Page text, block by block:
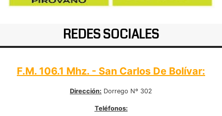
REDES SOCIALES
F.M. 106.1 Mhz. - San Carlos De Bolívar:
Dirección: Dorrego Nº 302
Teléfonos: